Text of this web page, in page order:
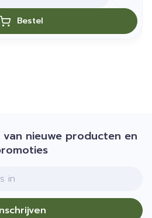
Bestel
nieuwe producten en